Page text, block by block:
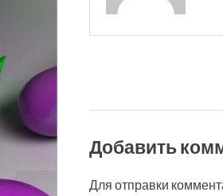
Добавить
Для отправки